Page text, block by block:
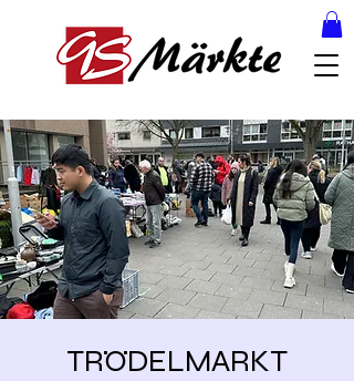
TRÖDELMARKT